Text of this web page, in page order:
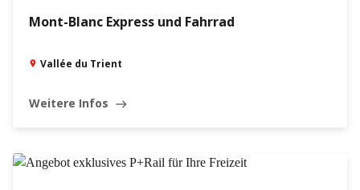
Mont-Blanc Express und Fahrrad
Vallée du Trient
Weitere Infos east